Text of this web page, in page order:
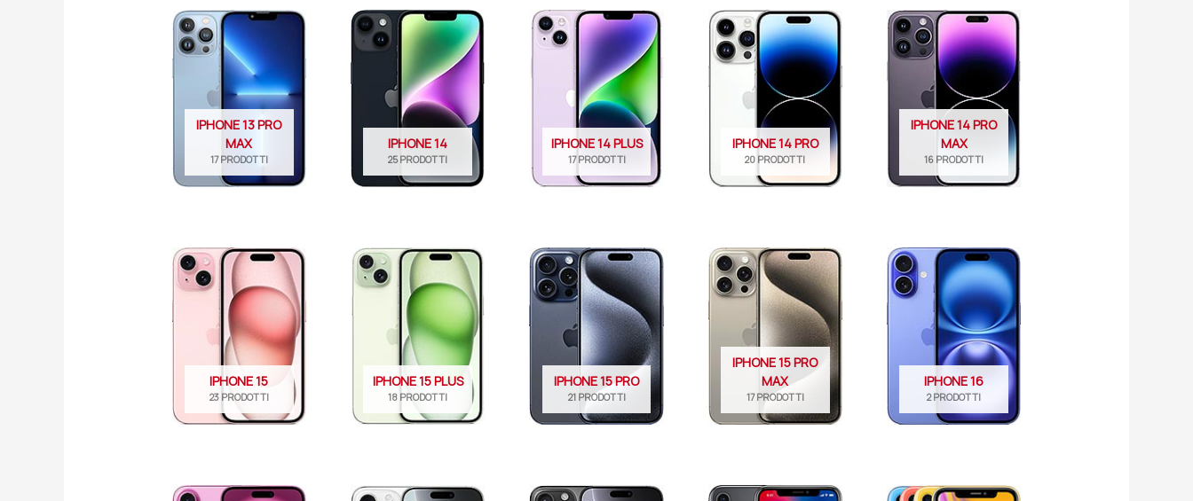
IPHONE 13 PRO
MAX
17 PRODOTTI
IPHONE 14
25 PRODOTTI
IPHONE 14 PLUS
17 PRODOTTI
IPHONE 14 PRO
20 PRODOTTI
IPHONE 14 PRO
MAX
16 PRODOTTI
IPHONE 15
23 PRODOTTI
IPHONE 15 PLUS
18 PRODOTTI
IPHONE 15 PRO
21 PRODOTTI
IPHONE 15 PRO
MAX
17 PRODOTTI
IPHONE 16
2 PRODOTTI